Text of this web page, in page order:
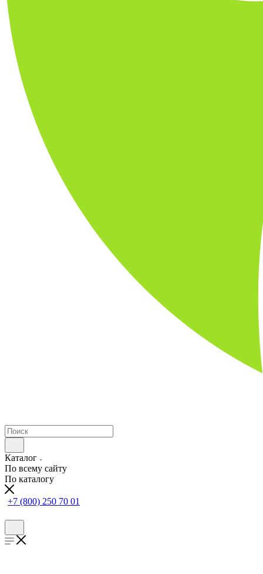
Каталог
По всему сайту
По каталогу
+7 (800) 250 70 01